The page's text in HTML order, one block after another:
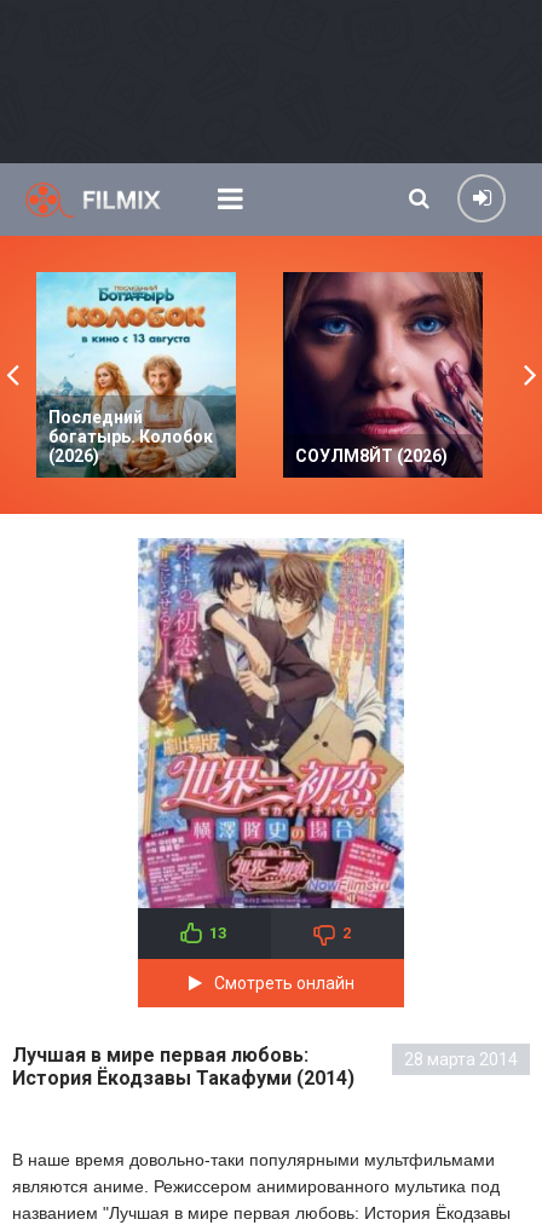
Последний
богатырь. Колобок
(2026)
СОУЛМ8ЙТ (2026)
13 2
Смотреть онлайн
Лучшая в мире первая любовь:
История Ёкодзавы Такафуми (2014)
28 марта 2014
В наше время довольно-таки популярными мультфильмами
являются аниме. Режиссером анимированного мультика под
названием "Лучшая в мире первая любовь: История Ёкодзавы